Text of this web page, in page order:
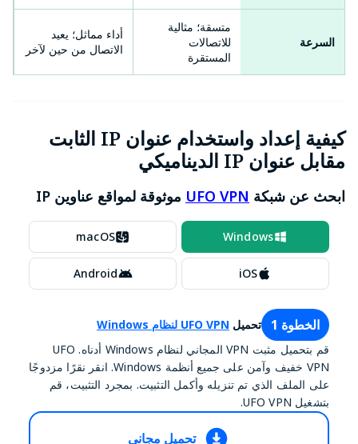
السرعة
متسقة؛ مثالية
للاتصالات
المستقرة
أداء مماثل؛ يعيد
الاتصال من حين لآخر
كيفية إعداد واستخدام عنوان IP الثابت
مقابل عنوان IP الديناميكي
ابحث عن شبكة UFO VPN موثوقة لمواقع عناوين IP
Windows
macOS
iOS
Android
الخطوة 1 تحميل UFO VPN لنظام Windows
قم بتحميل مثبت VPN المجاني لنظام Windows أدناه. UFO
VPN خفيف وآمن على جميع أنظمة Windows. انقر نقرًا مزدوجًا
على الملف الذي تم تنزيله وأكمل التثبيت. بمجرد التثبيت، قم
بتشغيل UFO VPN.
تحميل مجاني